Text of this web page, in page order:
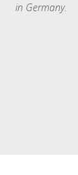
in Germany.